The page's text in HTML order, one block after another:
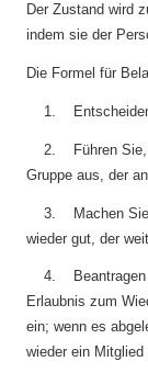
Der Zustand wird
indem sie der
Die Formel für
1. Entscheiden
2. Führen Sie,
Gruppe aus, der
3. Machen Sie
wieder gut, der
4. Beantragen
Erlaubnis zum
ein; wenn es
wieder ein